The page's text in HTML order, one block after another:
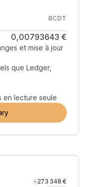
BCDT
0,00793643 €
et mise à jour
que Ledger,
en lecture seule
- 273 348 €